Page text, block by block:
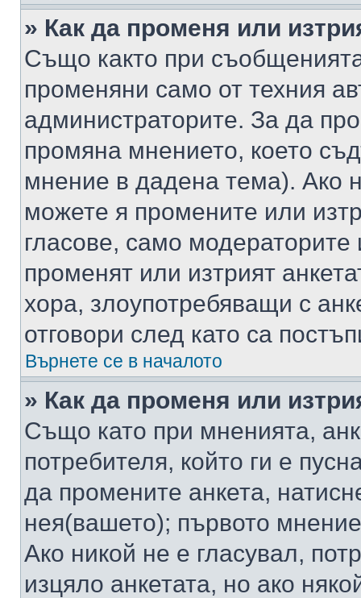
» Как да променя или
Също както при
променяни само от техния
администраторите. За да
промяна мнението, което
мнение в дадена тема). Ако
можете я промените или
гласове, само
променят или изтрият
хора, злоупотребяващи с
отговори след като са
Върнете се в началото
» Как да променя или
Също като при мненията,
потребителя, който ги е
да промените анкета,
нея(вашето); първото
Ако никой не е гласувал,
изцяло анкетата, но ако